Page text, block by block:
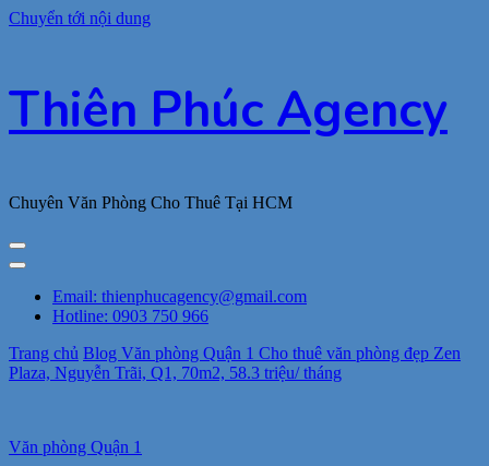
Chuyển tới nội dung
Thiên Phúc Agency
Chuyên Văn Phòng Cho Thuê Tại HCM
Email: thienphucagency@gmail.com
Hotline: 0903 750 966
Trang chủ Blog Văn phòng Quận 1 Cho thuê văn phòng đẹp Zen
Plaza, Nguyễn Trãi, Q1, 70m2, 58.3 triệu/ tháng
Văn phòng Quận 1